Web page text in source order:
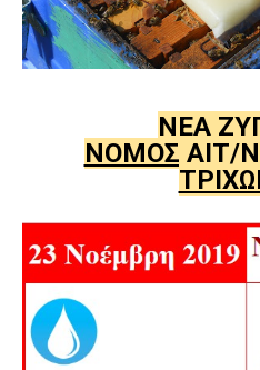
ΝΕΑ
ΝΟΜΟΣ ΑΙΤ/